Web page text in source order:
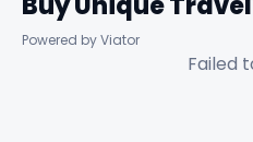
Powered by Viator
Failed